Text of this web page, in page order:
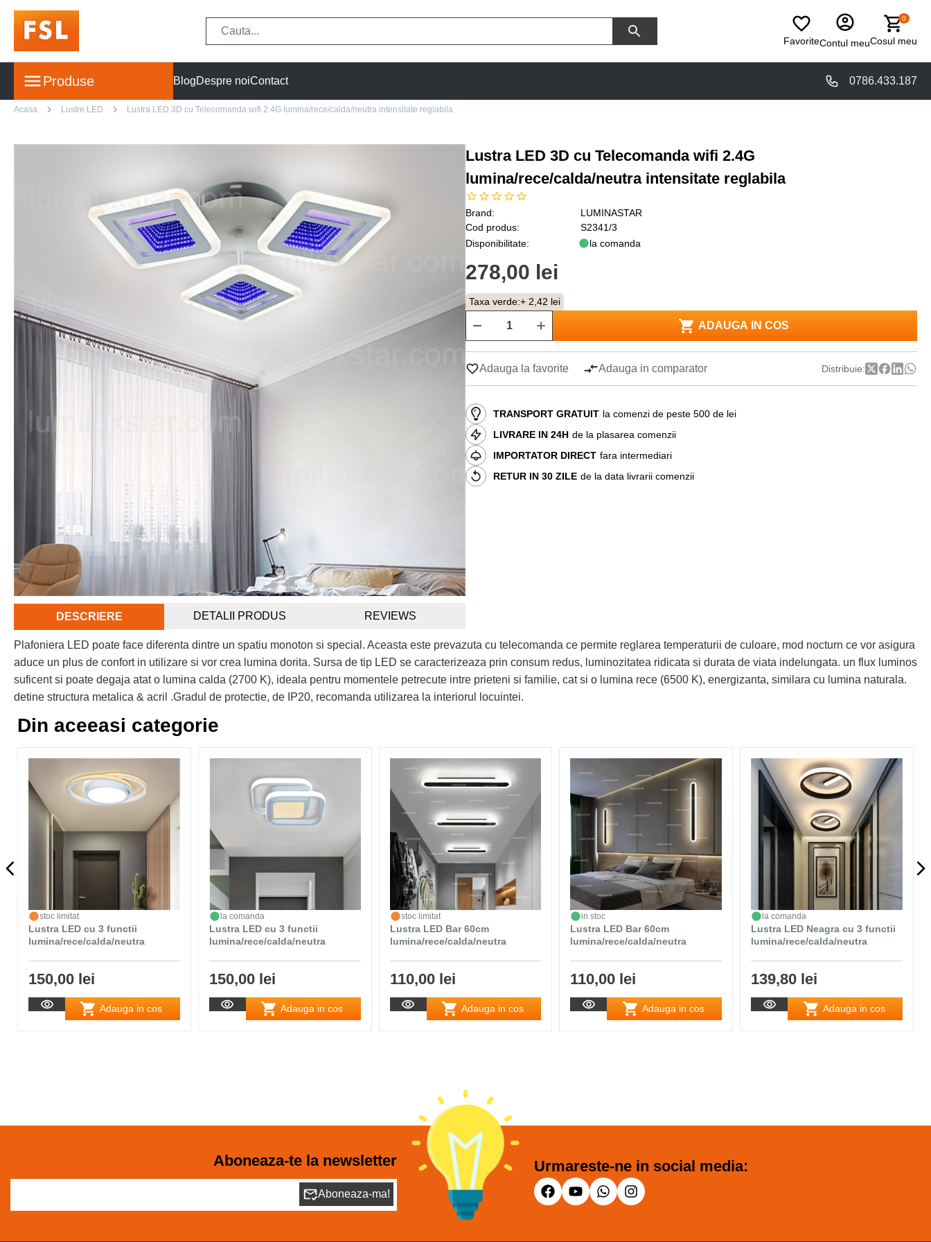
FavoriteContul meu
0
Cosul meu
Produse BlogDespre noiContact 0786.433.187
Acasa Lustre LED Lustra LED 3D cu Telecomanda wifi 2.4G lumina/rece/calda/neutra intensitate reglabila
Lustra LED 3D cu Telecomanda wifi 2.4G
lumina/rece/calda/neutra intensitate reglabila
Brand:
LUMINASTAR
Cod produs:
S2341/3
Disponibilitate:
la comanda
278,00 lei
Taxa verde:+ 2,42 lei
ADAUGA IN COS
Adauga la favorite Adauga in comparator Distribuie:
TRANSPORT GRATUIT la comenzi de peste 500 de lei
LIVRARE IN 24H de la plasarea comenzii
IMPORTATOR DIRECT fara intermediari
RETUR IN 30 ZILE de la data livrarii comenzii
DESCRIERE DETALII PRODUS REVIEWS
Plafoniera LED poate face diferenta dintre un spatiu monoton si special. Aceasta este prevazuta cu telecomanda ce permite reglarea temperaturii de culoare, mod nocturn ce vor asigura
aduce un plus de confort in utilizare si vor crea lumina dorita. Sursa de tip LED se caracterizeaza prin consum redus, luminozitatea ridicata si durata de viata indelungata. un flux luminos
suficent si poate degaja atat o lumina calda (2700 K), ideala pentru momentele petrecute intre prieteni si familie, cat si o lumina rece (6500 K), energizanta, similara cu lumina naturala.
detine structura metalica & acril .Gradul de protectie, de IP20, recomanda utilizarea la interiorul locuintei.
Din aceeasi categorie
stoc limitat
Lustra LED cu 3 functii
lumina/rece/calda/neutra
150,00 lei
Adauga in cos
la comanda
Lustra LED cu 3 functii
lumina/rece/calda/neutra
150,00 lei
Adauga in cos
stoc limitat
Lustra LED Bar 60cm
lumina/rece/calda/neutra
110,00 lei
Adauga in cos
in stoc
Lustra LED Bar 60cm
lumina/rece/calda/neutra
110,00 lei
Adauga in cos
la comanda
Lustra LED Neagra cu 3 functii
lumina/rece/calda/neutra
139,80 lei
Adauga in cos
Aboneaza-te la newsletter
Aboneaza-ma!
Urmareste-ne in social media: